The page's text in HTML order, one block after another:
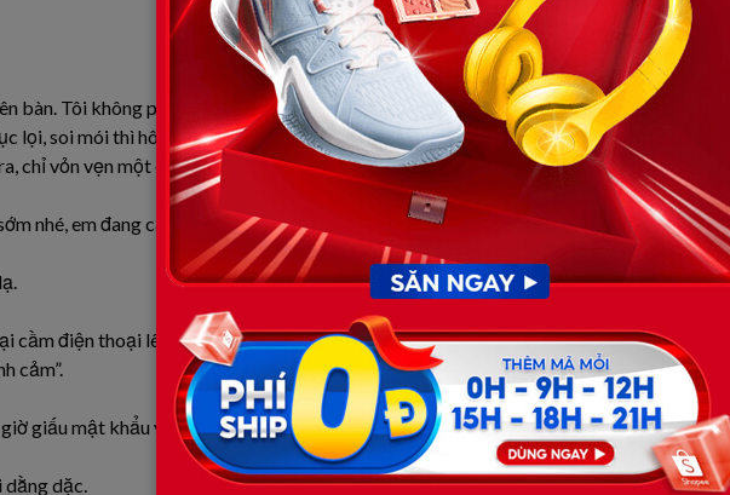
bàn. Tôi không phải kiểu phụ nữ hay kiểm tra điện thoại chồng. Thật ra, tôi
lọi, soi mói thì hôn nhân cũng chẳng còn ý nghĩa gì. Nhưng hôm đó, màn hình
chỉ vỏn vẹn một câu:
nhé, em đang cần gấp.”
cầm điện thoại lên. Có thể là trực giác. Có thể là một cảm giác mơ hồ nào đó
cảm”.
giấu mật khẩu với tôi. Và cũng chưa bao giờ nghĩ rằng tôi sẽ xem.
dằng dặc.